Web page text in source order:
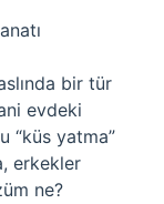
bir tür
evdeki
“küs yatma”
erkekler
ne?